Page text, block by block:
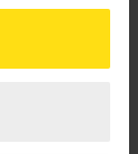
klicken,
Ich bin